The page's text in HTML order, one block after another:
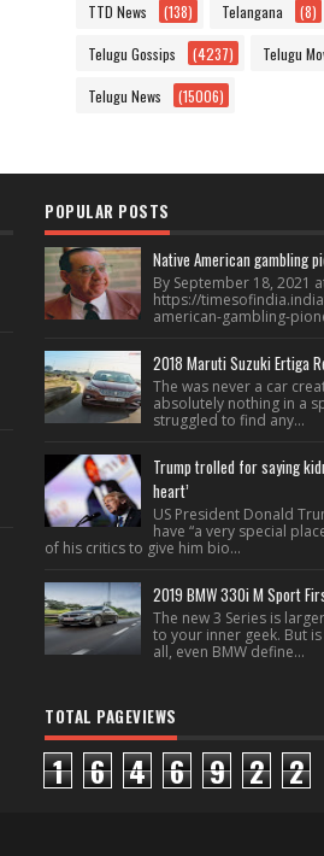
TTD News (138) Telangana (8)
Telugu Gossips (4237) Telugu
Telugu News (15006)
POPULAR POSTS
Native American gambling
By September 18, 2021
https://
american-gambling-
2018 Maruti Suzuki Ertiga
The was never a car
absolutely nothing in a
struggled to find any...
Trump trolled for saying
heart’
US President Donald
have “a very special
of his critics to give him bio...
2019 BMW 330i M Sport
The new 3 Series is
to your inner geek. But
all, even BMW define...
TOTAL PAGEVIEWS
1 6 4 6 9 2 2